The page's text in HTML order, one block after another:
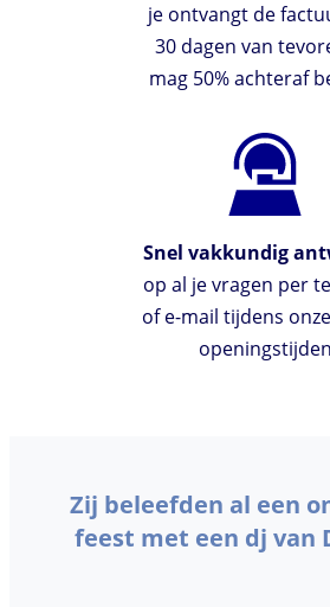
je ontvangt de
30 dagen van
mag 50% achteraf
Snel vakkundig
op al je vragen per
of e-mail tijdens
openingstijden
Zij beleefden al een
feest met een dj van